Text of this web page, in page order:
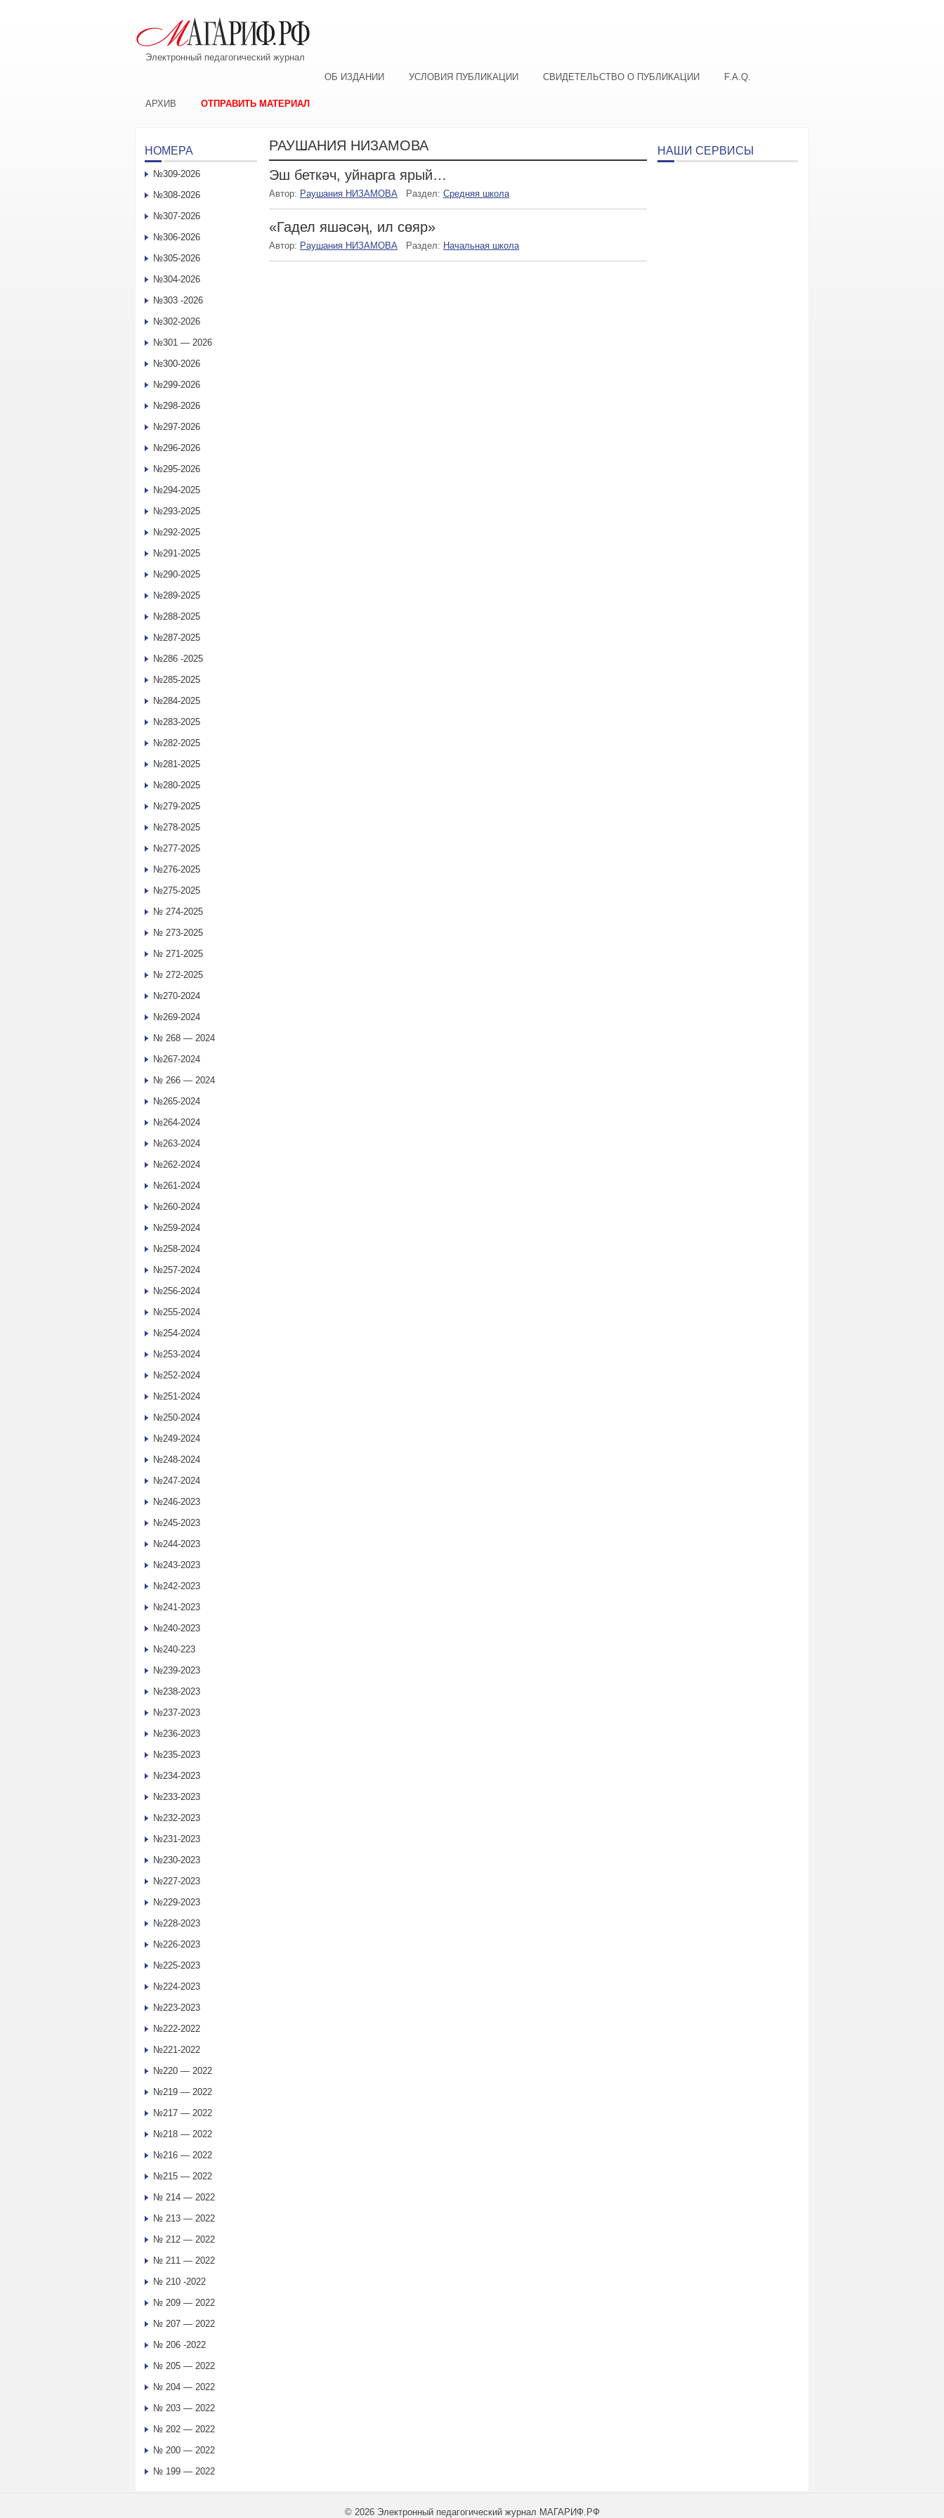
Электронный педагогический журнал
ОБ ИЗДАНИИ
УСЛОВИЯ ПУБЛИКАЦИИ СВИДЕТЕЛЬСТВО О ПУБЛИКАЦИИ F.A.Q.
АРХИВ ОТПРАВИТЬ МАТЕРИАЛ
РАУШАНИЯ НИЗАМОВА
Эш беткәч, уйнарга ярый…
Автор: Раушания НИЗАМОВА Раздел: Средняя школа
«Гадел яшәсәң, ил сөяр»
Автор: Раушания НИЗАМОВА Раздел: Начальная школа
НОМЕРА
№309-2026
№308-2026
№307-2026
№306-2026
№305-2026
№304-2026
№303 -2026
№302-2026
№301 — 2026
№300-2026
№299-2026
№298-2026
№297-2026
№296-2026
№295-2026
№294-2025
№293-2025
№292-2025
№291-2025
№290-2025
№289-2025
№288-2025
№287-2025
№286 -2025
№285-2025
№284-2025
№283-2025
№282-2025
№281-2025
№280-2025
№279-2025
№278-2025
№277-2025
№276-2025
№275-2025
№ 274-2025
№ 273-2025
№ 271-2025
№ 272-2025
№270-2024
№269-2024
№ 268 — 2024
№267-2024
№ 266 — 2024
№265-2024
№264-2024
№263-2024
№262-2024
№261-2024
№260-2024
№259-2024
№258-2024
№257-2024
№256-2024
№255-2024
№254-2024
№253-2024
№252-2024
№251-2024
№250-2024
№249-2024
№248-2024
№247-2024
№246-2023
№245-2023
№244-2023
№243-2023
№242-2023
№241-2023
№240-2023
№240-223
№239-2023
№238-2023
№237-2023
№236-2023
№235-2023
№234-2023
№233-2023
№232-2023
№231-2023
№230-2023
№227-2023
№229-2023
№228-2023
№226-2023
№225-2023
№224-2023
№223-2023
№222-2022
№221-2022
№220 — 2022
№219 — 2022
№217 — 2022
№218 — 2022
№216 — 2022
№215 — 2022
№ 214 — 2022
№ 213 — 2022
№ 212 — 2022
№ 211 — 2022
№ 210 -2022
№ 209 — 2022
№ 207 — 2022
№ 206 -2022
№ 205 — 2022
№ 204 — 2022
№ 203 — 2022
№ 202 — 2022
№ 200 — 2022
№ 199 — 2022
НАШИ СЕРВИСЫ
© 2026 Электронный педагогический журнал МАГАРИФ.РФ